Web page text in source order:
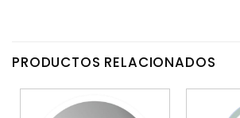
PRODUCTOS RELACIONADOS